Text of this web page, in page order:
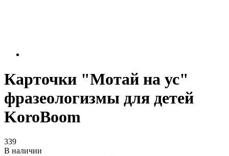
Карточки "Мотай на ус"
фразеологизмы для детей
KoroBoom
339
В наличии